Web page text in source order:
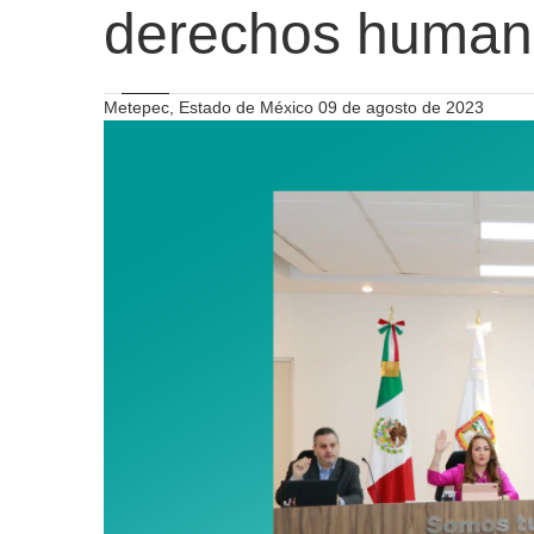
derechos
Metepec, Estado de México 09 de agosto de 2023